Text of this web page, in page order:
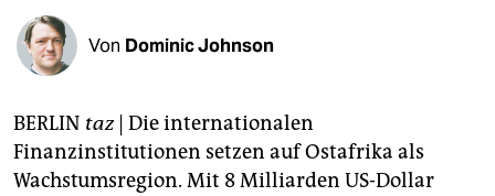
fragen & hilfe
abo
genossenschaft
Von Dominic Johnson
BERLIN taz Die internationalen
Finanzinstitutionen setzen auf Ostafrika als
Wachstumsregion. Mit 8 Milliarden US-Dollar